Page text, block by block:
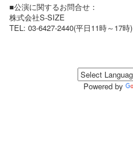
■公演に関するお問合せ：
株式会社S-SIZE
TEL: 03-6427-2440(平日11時～17時)
Powered by